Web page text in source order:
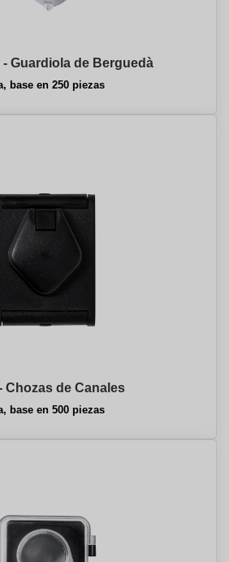
- Guardiola de Berguedà
base en 250 piezas
Chozas de Canales
base en 500 piezas